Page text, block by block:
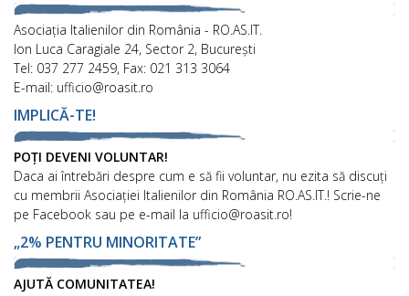
Asociaţia Italienilor din România - RO.AS.IT.
Ion Luca Caragiale 24, Sector 2, București
Tel: 037 277 2459, Fax: 021 313 3064
E-mail: ufficio@roasit.ro
IMPLICĂ-TE!
POȚI DEVENI VOLUNTAR!
Daca ai întrebări despre cum e să fii voluntar, nu ezita să discuți
cu membrii Asociației Italienilor din România RO.AS.IT.! Scrie-ne
pe Facebook sau pe e-mail la ufficio@roasit.ro!
„2% PENTRU MINORITATE”
AJUTĂ COMUNITATEA!